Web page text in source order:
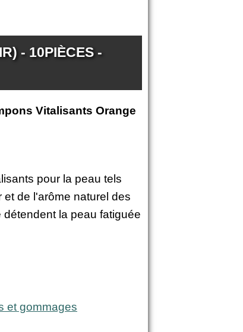
- 10PIÈCES -
Vitalisants Orange
pour la peau tels
de l'arôme naturel des
la peau fatiguée
et gommages